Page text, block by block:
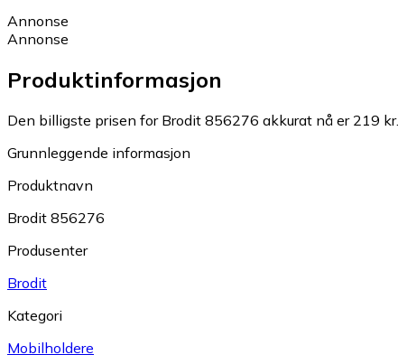
Annonse
Annonse
Produktinformasjon
Den billigste prisen for Brodit 856276 akkurat nå er 219 kr.
Grunnleggende informasjon
Produktnavn
Brodit 856276
Produsenter
Brodit
Kategori
Mobilholdere